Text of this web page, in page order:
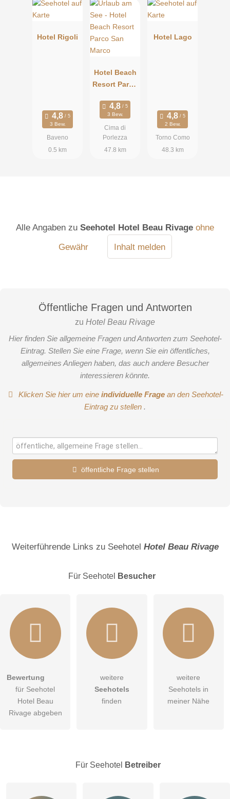
Hotel Rigoli
3 Bew.
Baveno
0.5 km
Hotel Beach
Resort Parco
3 Bew.
Cima di
Porlezza
47.8 km
Hotel Lago
2 Bew.
Torno Como
48.3 km
Alle Angaben zuSeehotel Hotel Beau Rivage ohne
Gewähr
Inhalt melden
Öffentliche Fragen und Antworten
zu Hotel Beau Rivage
Hier finden Sie allgemeine Fragen und Antworten zum Seehotel-
Eintrag. Stellen Sie eine Frage, wenn Sie ein öffentliches,
allgemeines Anliegen haben, das auch andere Besucher
interessieren könnte.
Klicken Sie hier um eineindividuelle Frage an den Seehotel-
Eintrag zu stellen .
öffentliche Frage stellen
Hiermit akzeptiere ich dieAGB
.
Weiterführende Links zu Seehotel Hotel Beau Rivage
Für Seehotel Besucher
Bewertung
für Seehotel
Hotel Beau
Rivage abgeben
weitere
Seehotels
finden
weitere
Seehotels in
meiner Nähe
Für Seehotel Betreiber